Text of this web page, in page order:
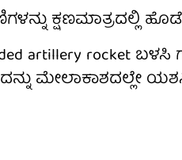
ಕ್ಷಣಮಾತ್ರದಲ್ಲಿ
artillery rocket
ಮೇಲಾಕಾಶದಲ್ಲೇ